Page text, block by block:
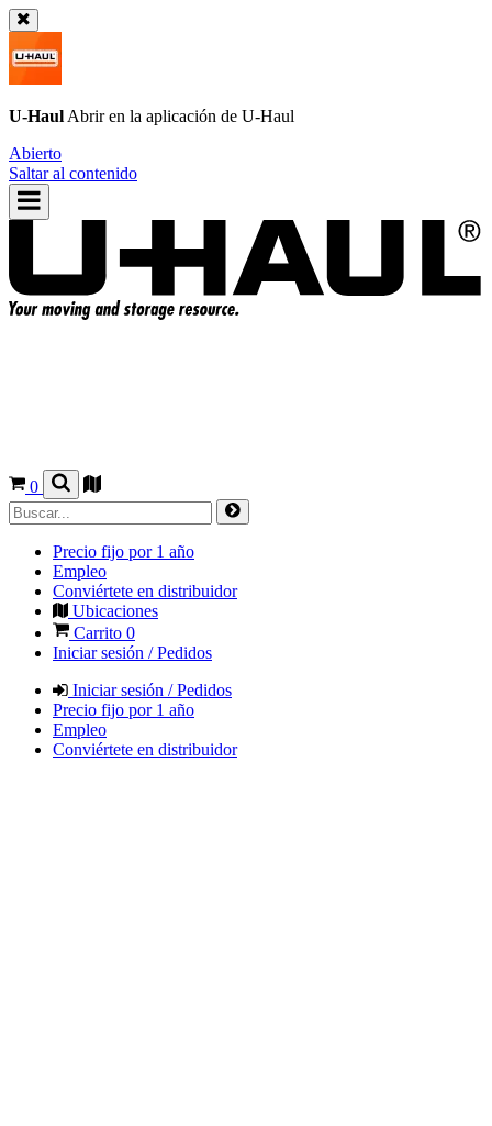
U-Haul Abrir en la aplicación de U-Haul
Abierto
Saltar al contenido
0
Precio fijo por 1 año
Empleo
Conviértete en distribuidor
Ubicaciones
Carrito 0
Iniciar sesión / Pedidos
Iniciar sesión / Pedidos
Precio fijo por 1 año
Empleo
Conviértete en distribuidor